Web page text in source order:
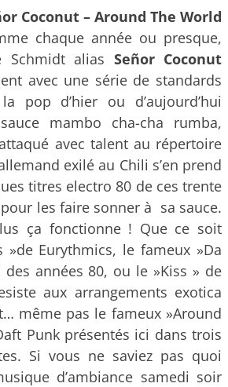
Coconut – Around The World
chaque année ou presque,
Schmidt alias Señor Coconut
avec une série de standards
pop d’hier ou d’aujourd’hui
mambo cha-cha rumba,
avec talent au répertoire
exilé au Chili s’en prend
titres electro 80 de ces trente
les faire sonner à sa sauce.
ça fonctionne ! Que ce soit
»de Eurythmics, le fameux »Da
années 80, ou le »Kiss » de
aux arrangements exotica
même pas le fameux »Around
Punk présentés ici dans trois
Si vous ne saviez pas quoi
d’ambiance samedi soir